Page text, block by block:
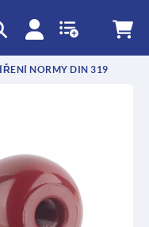
NORMY DIN 319